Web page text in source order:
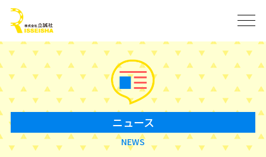
ニュース
NEWS